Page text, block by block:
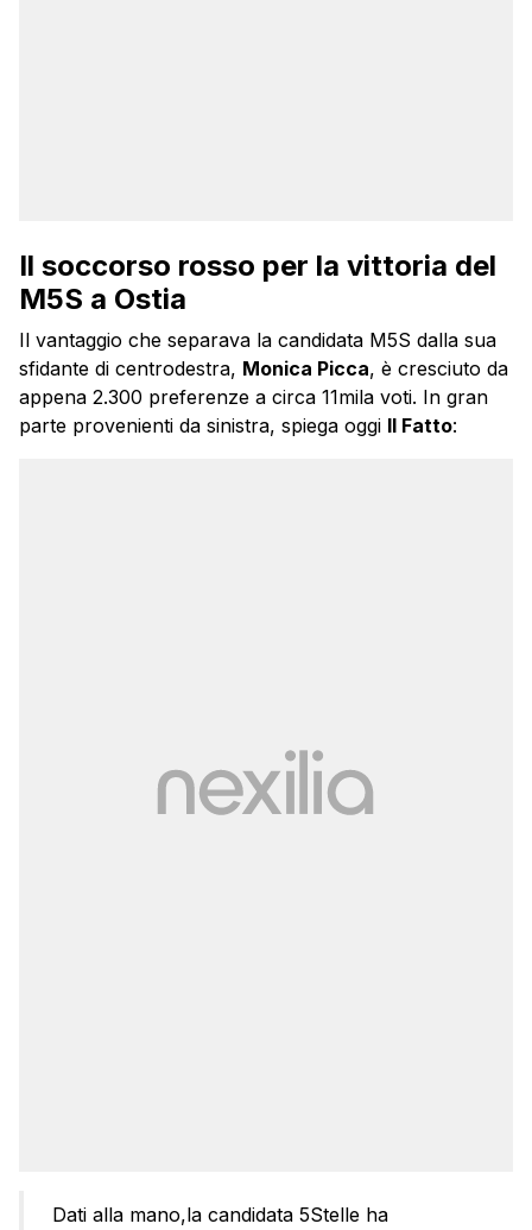
Il soccorso rosso per la vittoria del
M5S a Ostia
Il vantaggio che separava la candidata M5S dalla sua
sfidante di centrodestra, Monica Picca, è cresciuto da
appena 2.300 preferenze a circa 11mila voti. In gran
parte provenienti da sinistra, spiega oggi Il Fatto:
Dati alla mano,la candidata 5Stelle ha